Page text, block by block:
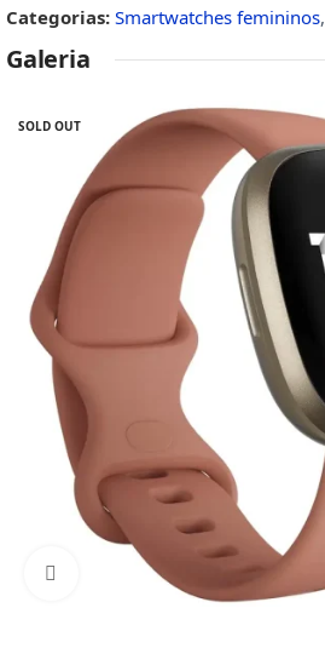
Categorias: Smartwatches femininos,
Galeria
SOLD OUT
Click to enlarge